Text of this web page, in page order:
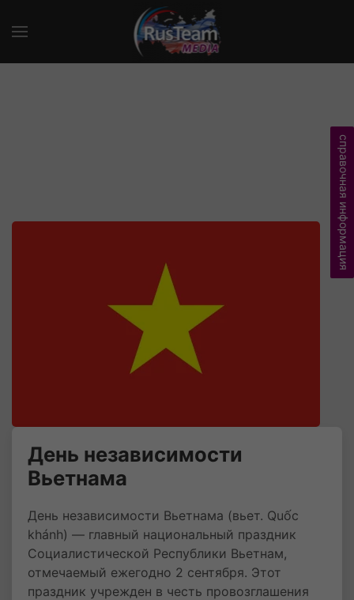
День независимости
Вьетнама
День независимости Вьетнама (вьет. Quốc
khánh) — главный национальный праздник
Социалистической Республики Вьетнам,
отмечаемый ежегодно 2 сентября. Этот
праздник учрежден в честь провозглашения
справочная информация